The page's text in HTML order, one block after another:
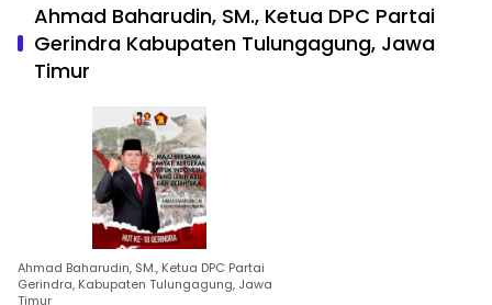
Ahmad Baharudin, SM., Ketua DPC Partai
Gerindra Kabupaten Tulungagung, Jawa
Timur
Ahmad Baharudin, SM., Ketua DPC Partai
Gerindra, Kabupaten Tulungagung, Jawa
Timur